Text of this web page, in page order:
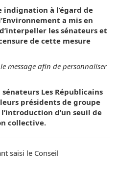
à l’égard de
a mis en
les sénateurs et
de cette mesure
message afin de personnaliser
Les Républicains
présidents de groupe
d’un seuil de
collective.
saisi le Conseil